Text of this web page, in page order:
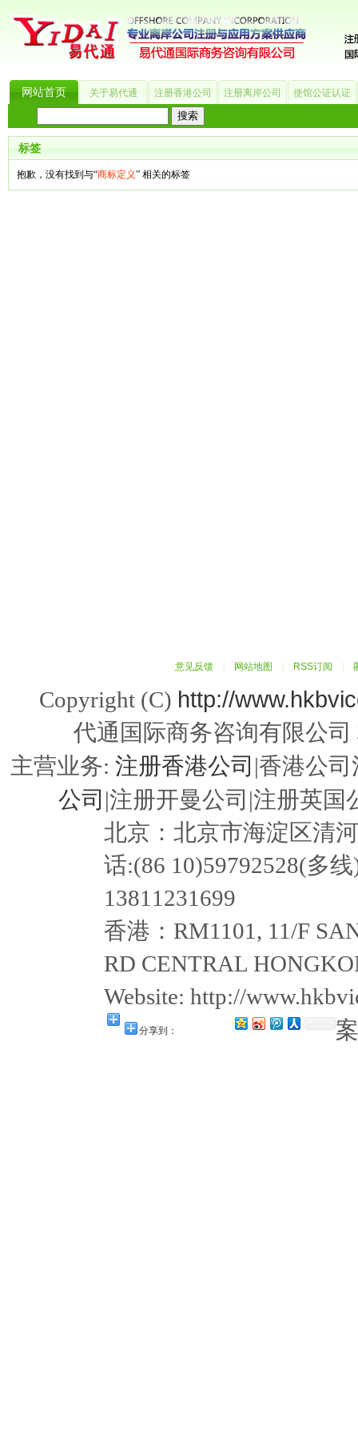
网站首页 关于易代通 注册香港公司 注册离岸公司 使馆公证认证
热门搜索：_? 美国公司 BVI公司 英国公司 银行开户 香港公司 商标注册
标签
抱歉，没有找到与“商标定义” 相关的标签
意见反馈 网站地图 RSS订阅
Copyright (C) http://
代通国际商务咨询有限公
主营业务: 注册香港公司 |香港公
公司 |注册开曼公司|注册英
北京：北京市海淀区清
话:(86 10)59792528(多
13811231699
香港：RM1101, 11/F
RD CENTRAL
Website: http://
分享到：